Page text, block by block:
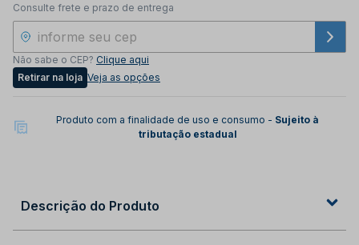
Consulte frete e prazo de entrega
Não sabe o CEP? Clique aqui
Retirar na loja Veja as opções
Produto com a finalidade de uso e consumo - Sujeito à
tributação estadual
Descrição do Produto